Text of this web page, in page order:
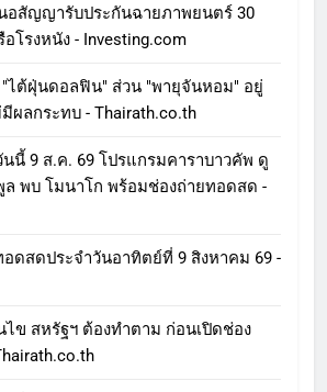
นอสัญญารับประกันฉายภาพยนตร์ 30
อโรงหนัง - Investing.com
"ไต้ฝุ่นดอลฟิน" ส่วน "พายุจันหอม" อยู่
ผลกระทบ - Thairath.co.th
นี้ 9 ส.ค. 69 โปรแกรมคาราบาวคัพ ดู
ล พบ โมนาโก พร้อมช่องถ่ายทอดสด -
ดสดประจำวันอาทิตย์ที่ 9 สิงหาคม 69 -
ไข สหรัฐฯ ต้องทำตาม ก่อนเปิดช่อง